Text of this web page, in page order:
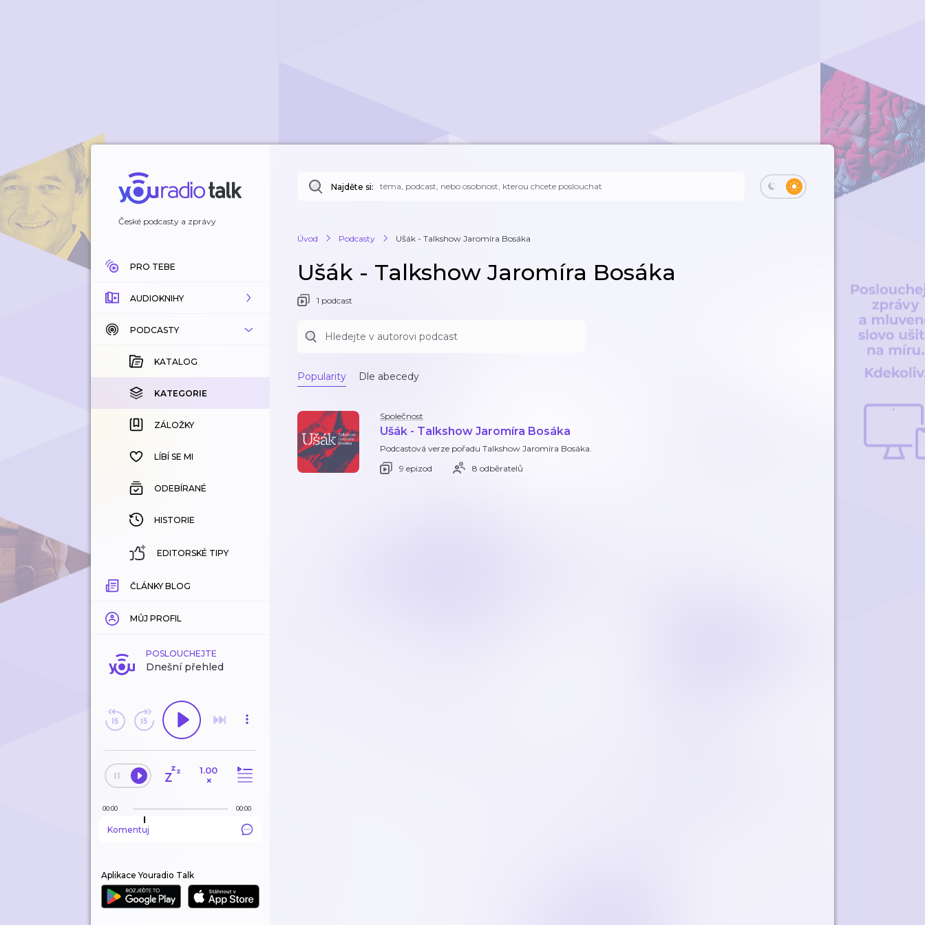
České podcasty a zprávy
PRO TEBE
AUDIOKNIHY
KATALOG
KOUPENÉ
KATEGORIE
ZÁLOŽKY
HISTORIE
PODCASTY
KATALOG
KATEGORIE
ZÁLOŽKY
LÍBÍ SE MI
ODEBÍRANÉ
HISTORIE
EDITORSKÉ TIPY
ČLÁNKY BLOG
MŮJ PROFIL
POSLOUCHEJTE
Dnešní přehled
1.00
×
00:00 00:00
Komentuj
Aplikace Youradio Talk
Najděte si:
Úvod Podcasty Ušák - Talkshow Jaromíra Bosáka
Ušák - Talkshow Jaromíra Bosáka
1 podcast
Popularity Dle abecedy
Společnost
Ušák - Talkshow Jaromíra Bosáka
Podcastová verze pořadu Talkshow Jaromíra Bosáka.
9 epizod
8 odběratelů